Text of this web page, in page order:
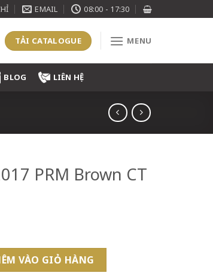
EMAIL 08:00 - 17:30
TẢI CATALOGUE MENU
BLOG LIÊN HỆ
PRM Brown CT
CT - 1975585 số lượng
VÀO GIỎ HÀNG